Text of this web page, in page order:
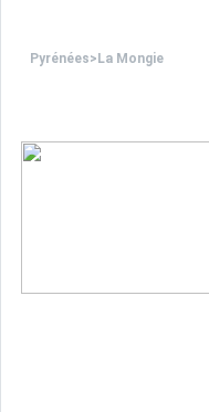
Pyrénées> La Mongie